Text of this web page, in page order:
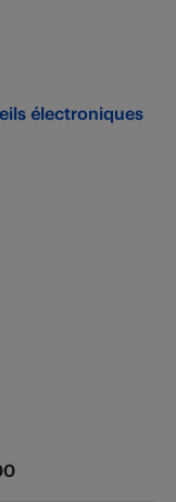
électroniques